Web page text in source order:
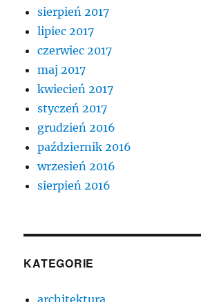
sierpień 2017
lipiec 2017
czerwiec 2017
maj 2017
kwiecień 2017
styczeń 2017
grudzień 2016
październik 2016
wrzesień 2016
sierpień 2016
KATEGORIE
architektura